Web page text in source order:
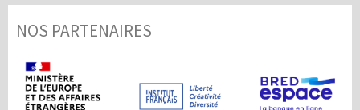
NOS PARTENAIRES